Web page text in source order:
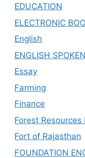
EDUCATION
ELECTRONIC
English
ENGLISH SPOKEN
Essay
Farming
Finance
Forest Resources
Fort of Rajasthan
FOUNDATION